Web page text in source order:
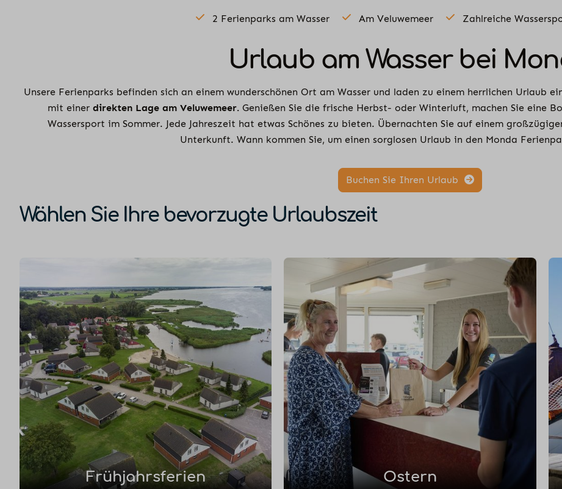
2 Ferienparks am Wasser Am Veluwemeer Zahlreiche
Urlaub am Wasser bei
Unsere Ferienparks befinden sich an einem wunderschönen Ort am Wasser und laden zu einem herrlichen Urlaub
mit einer direkten Lage am Veluwemeer.Genießen Sie die frische Herbst- oder Winterluft, machen Sie eine
Wassersport im Sommer. Jede Jahreszeit hat etwas Schönes zu bieten. Übernachten Sie auf einem
Unterkunft. Wann kommen Sie, um einen sorglosen Urlaub in den Monda
Buchen Sie Ihren Urlaub
Wählen Sie Ihre bevorzugte Urlaubszeit
Frühjahrsferien Ostern